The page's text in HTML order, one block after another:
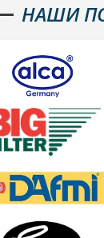
НАШИ